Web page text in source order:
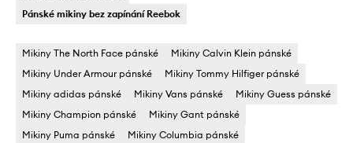
Pánské mikiny bez zapínání Reebok
Mikiny The North Face pánské
Mikiny Calvin Klein pánské
Mikiny Under Armour pánské
Mikiny Tommy Hilfiger pánské
Mikiny adidas pánské
Mikiny Vans pánské
Mikiny Guess pánské
Mikiny Champion pánské
Mikiny Gant pánské
Mikiny Puma pánské
Mikiny Columbia pánské